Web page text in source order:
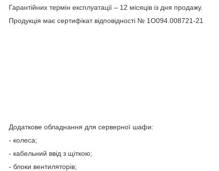
Гарантійних термін експлуатації – 12 місяців із дня продажу.
Продукція має сертифікат відповідності № 1О094.008721-21
Додаткове обладнання для серверної шафи:
- колеса;
- кабельний ввід з щіткою;
- блоки вентиляторів;